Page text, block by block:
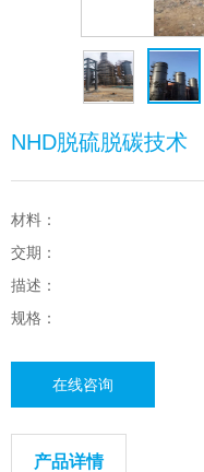
NHD脱硫脱碳技术
材料：
交期：
描述：
规格：
在线咨询
产品详情